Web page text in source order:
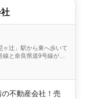
ヶ辻」駅から東へ歩いて
線と奈良県道9号線が交
不動産会社！売